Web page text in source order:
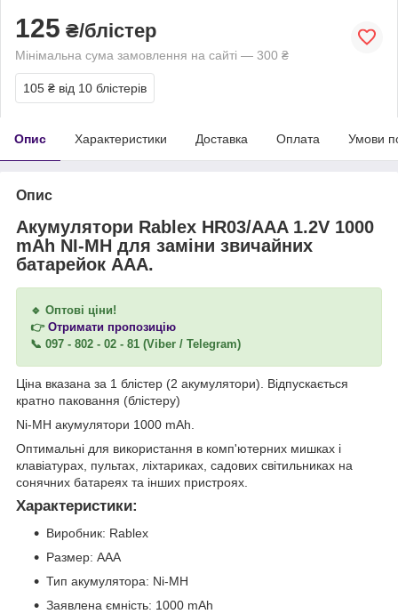
125 ₴/блістер
Мінімальна сума замовлення на сайті — 300 ₴
105 ₴ від 10 блістерів
Опис Характеристики Доставка Оплата Умови
Опис
Акумулятори Rablex HR03/AAA 1.2V 1000
mAh NI-MH для заміни звичайних
батарейок AAA.
🔹 Оптові ціни!
👉 Отримати пропозицію
📞 097 - 802 - 02 - 81 (Viber / Telegram)
Ціна вказана за 1 блістер (2 акумулятори). Відпускається
кратно паковання (блістеру)
Ni-MH акумулятори 1000 mAh.
Оптимальні для використання в комп'ютерних мишках і
клавіатурах, пультах, ліхтариках, садових світильниках на
сонячних батареях та інших пристроях.
Характеристики:
Виробник: Rablex
Размер: АAА
Тип акумулятора: Ni-MH
Заявлена ємність: 1000 mAh